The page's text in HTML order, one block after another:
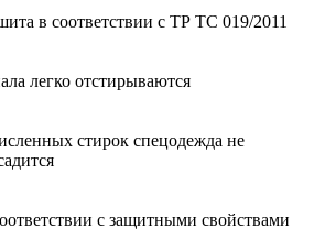
в соответствии с ТР ТС 019/2011
легко отстирываются
стирок спецодежда не
с защитными свойствами